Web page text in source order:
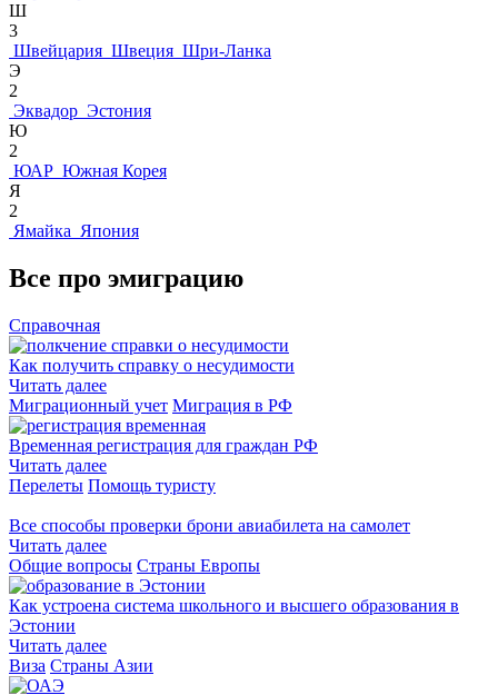
Ш
3
Швейцария Швеция Шри-Ланка
Э
2
Эквадор Эстония
Ю
2
ЮАР Южная Корея
Я
2
Ямайка Япония
Все про эмиграцию
Справочная
Как получить справку о несудимости
Читать далее
Миграционный учет Миграция в РФ
Временная регистрация для граждан РФ
Читать далее
Перелеты Помощь туристу
Все способы проверки брони авиабилета на самолет
Читать далее
Общие вопросы Страны Европы
Как устроена система школьного и высшего образования в
Эстонии
Читать далее
Виза Страны Азии